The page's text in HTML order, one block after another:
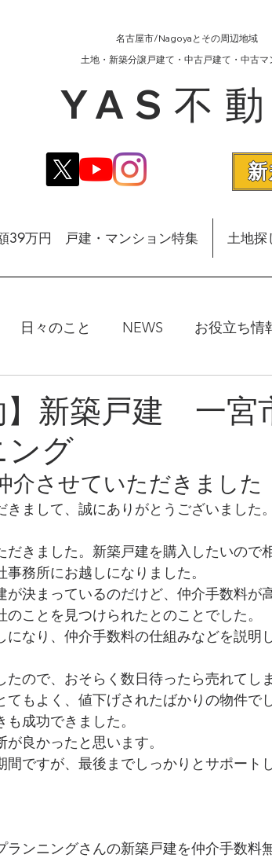
名古屋市/Nagoyaとその周辺地域
土地・新築分譲戸建て・中古戸建て・中古マ
YAS不
39万円 戸建・マンション特集 土地探
日々のこと NEWS お役立ち情
】新築戸建 一
ング
介させていただきました
まして、誠にありがとうございました。
だきました。新築戸建を購入したいので
事務所にお越しになりました。
が決まっているのだけど、仲介手数料が
ことを見つけられたとのことでした。
になり、仲介手数料の仕組みなどを説明
たので、おそらく数日待ったら売れてし
てもよく、値下げされたばかりの物件で
成功できました。
良かったと思います。
間ですが、最後までしっかりとサポート
ランニングさんの新築戸建を仲介手数料